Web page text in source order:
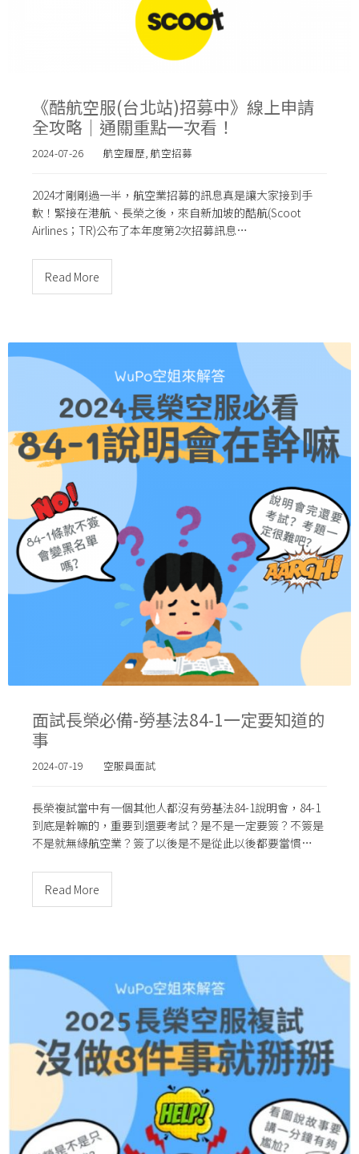
《酷航空服(台北站)招募中》線上申請
全攻略｜通關重點一次看！
2024-07-26 航空履歷, 航空招募
2024才剛剛過一半，航空業招募的訊息真是讓大家接到手
軟！緊接在港航、長榮之後，來自新加坡的酷航(Scoot
Airlines；TR)公布了本年度第2次招募訊息…
Read More
面試長榮必備-勞基法84-1一定要知道的
事
2024-07-19 空服員面試
長榮複試當中有一個其他人都沒有勞基法84-1說明會，84-1
到底是幹嘛的，重要到還要考試？是不是一定要簽？不簽是
不是就無緣航空業？簽了以後是不是從此以後都要當慣…
Read More